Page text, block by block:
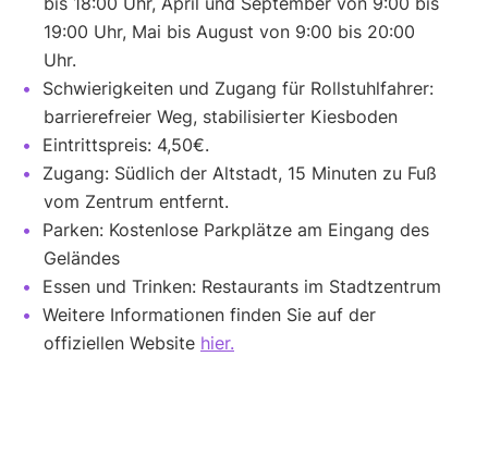
19:00 Uhr, Mai bis August von 9:00 bis 20:00
Uhr.
Schwierigkeiten und Zugang für Rollstuhlfahrer:
barrierefreier Weg, stabilisierter Kiesboden
Eintrittspreis: 4,50€.
Zugang: Südlich der Altstadt, 15 Minuten zu Fuß
vom Zentrum entfernt.
Parken: Kostenlose Parkplätze am Eingang des
Geländes
Essen und Trinken: Restaurants im Stadtzentrum
Weitere Informationen finden Sie auf der
offiziellen Website hier.